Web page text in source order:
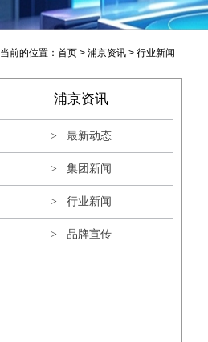
前的位置：首页 > 浦京资讯 > 行业新闻
浦京资讯
> 最新动态
> 集团新闻
> 行业新闻
> 品牌宣传